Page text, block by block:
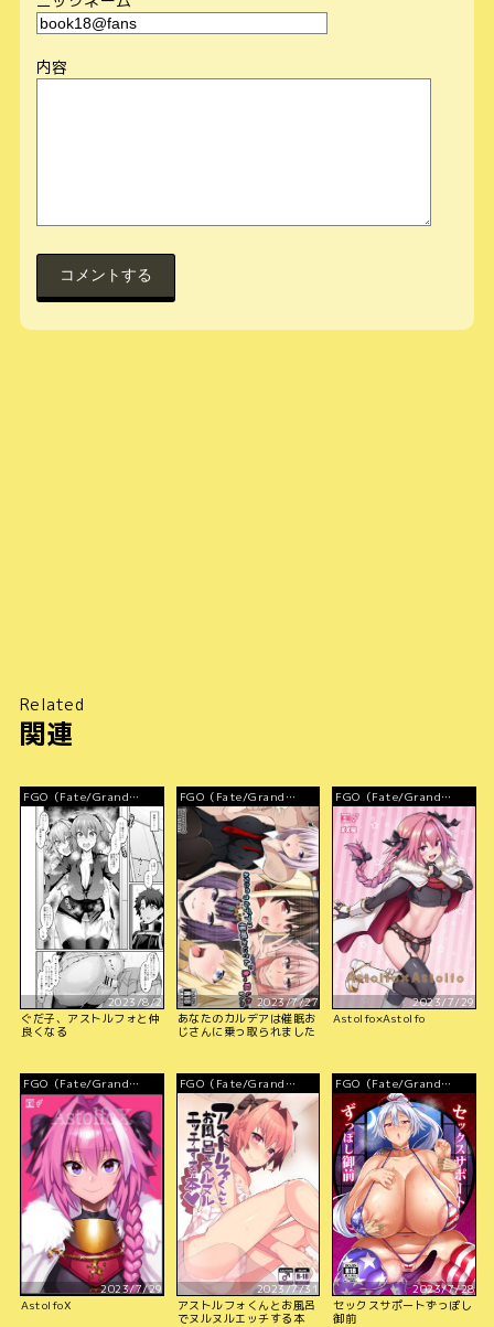
Related
関連
FGO（Fate/Grand
Order）
2023/8/2
ぐだ子、アストルフォと仲
良くなる
FGO（Fate/Grand
Order）
2023/7/27
あなたのカルデアは催眠お
じさんに乗っ取られました
FGO（Fate/Grand
Order）
2023/7/29
Astolfo×Astolfo
FGO（Fate/Grand
Order）
2023/7/29
AstolfoX
FGO（Fate/Grand
Order）
2023/7/31
アストルフォくんとお風呂
でヌルヌルエッチする本
FGO（Fate/Grand
Order）
2023/7/28
セックスサポートずっぽし
御前